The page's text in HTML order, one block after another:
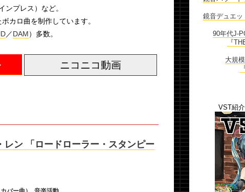
インプレス）など。
カロ曲を制作しています。
／DAM）多数。
ニコニコ動画
ン 「ロードローラー・スタンピー
鏡音デュエッ
90年代J-
『
大規
VST紹